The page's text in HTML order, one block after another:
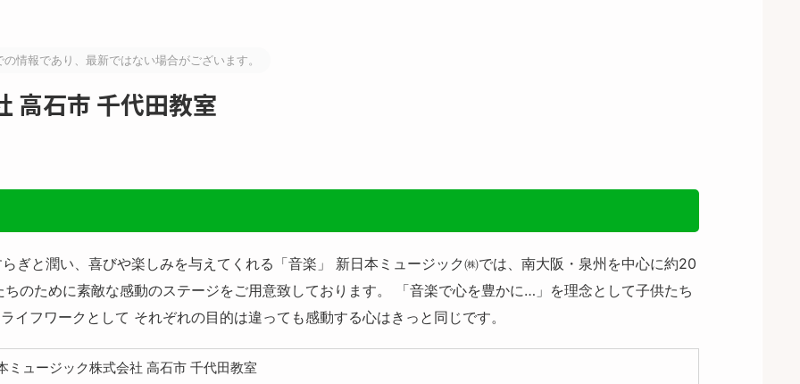
情報であり、最新ではない場合がございます。
高石市 千代田教室
ぎと潤い、喜びや楽しみを与えてくれる「音楽」 新日本ミュージック㈱では、南大阪・泉州を中心に約20
のために素敵な感動のステージをご用意致しております。 「音楽で心を豊かに…」を理念として子供たち
イフワークとして それぞれの目的は違っても感動する心はきっと同じです。
ミュージック株式会社 高石市 千代田教室